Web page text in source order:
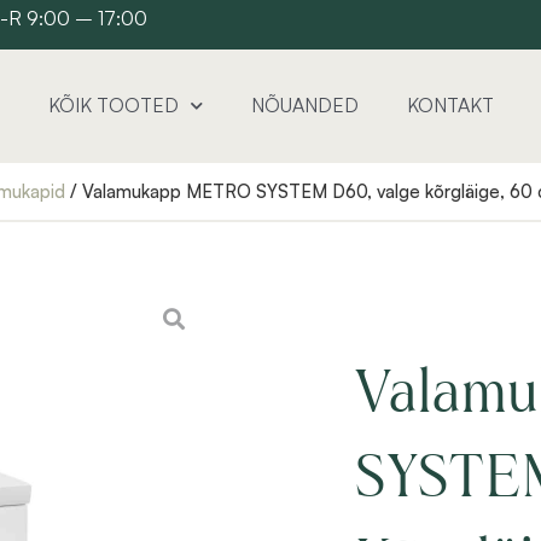
R 9:00 – 17:00
KÕIK TOOTED NÕUANDED KONTAKT
/ Valamukapp METRO SYSTEM D60, valge kõrgläige, 60